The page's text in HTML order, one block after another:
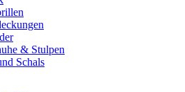
& Stulpen
Schals